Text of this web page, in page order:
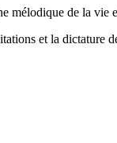
mélodique de la
et la dictature